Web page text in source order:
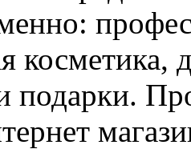
косметика,
подарки.